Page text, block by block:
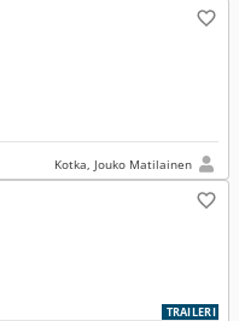
Kotka, Jouko Matilainen
TRAILERI